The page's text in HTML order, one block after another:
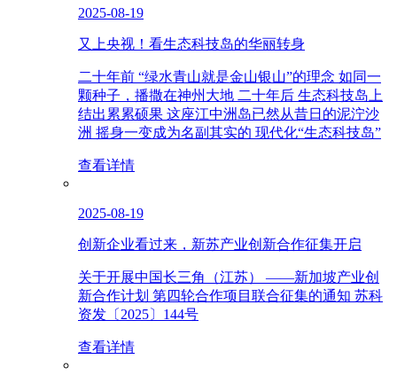
2025-08-19
又上央视！看生态科技岛的华丽转身
二十年前 “绿水青山就是金山银山”的理念 如同一
颗种子，播撒在神州大地 二十年后 生态科技岛上
结出累累硕果 这座江中洲岛已然从昔日的泥泞沙
洲 摇身一变成为名副其实的 现代化“生态科技岛”
查看详情
2025-08-19
创新企业看过来，新苏产业创新合作征集开启
关于开展中国长三角（江苏） ——新加坡产业创
新合作计划 第四轮合作项目联合征集的通知 苏科
资发〔2025〕144号
查看详情